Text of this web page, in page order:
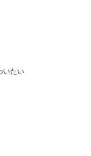
いたい